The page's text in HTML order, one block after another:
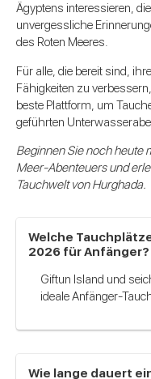
Ägyptens interessieren,
unvergessliche
des Roten Meeres.
Für alle, die bereit sind,
Fähigkeiten zu
beste Plattform, um
geführten
Beginnen Sie noch heute
Meer-Abenteuers und
Tauchwelt von Hurghada.
Welche
2026 für Anfänger?
Giftun Island und
ideale Anfänger-
Wie lange dauert